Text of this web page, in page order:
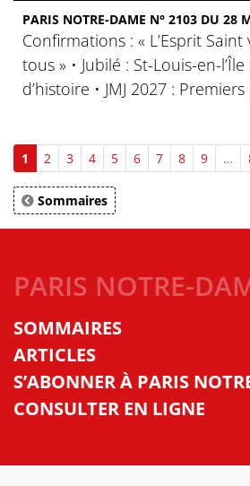
PARIS NOTRE-DAME N° 2103 DU 28
Confirmations : « L’Esprit
tous » • Jubilé : St-Louis-en-
d’histoire • JMJ 2027 :
1 2 3 4 5 6 7 8 9 …
Sommaires
PARIS NOTRE-
SOMMAIRES
ARTICLES
S’ABONNER À PARIS
CONSULTER EN LIGNE